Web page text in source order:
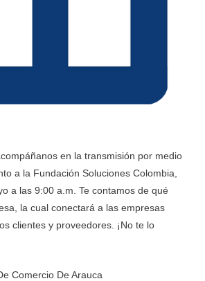
en la transmisión por medio
a la Fundación Soluciones Colombia,
a las 9:00 a.m. Te contamos de qué
la cual conectará a las empresas
clientes y proveedores. ¡No te lo
Comercio De Arauca